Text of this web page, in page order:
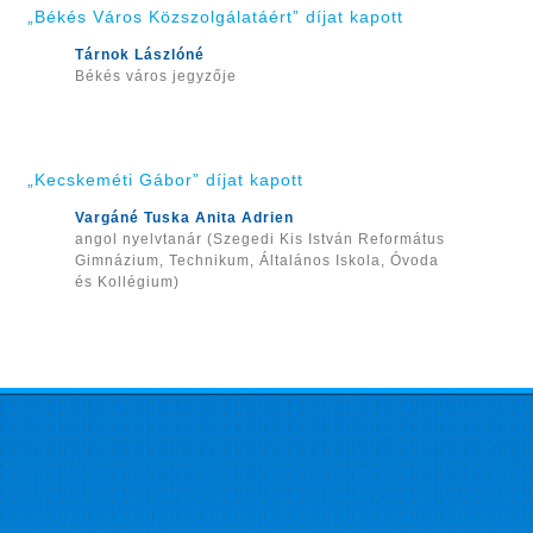
„Békés Város Közszolgálatáért” díjat kapott
Tárnok Lászlóné
Békés város jegyzője
„Kecskeméti Gábor” díjat kapott
Vargáné Tuska Anita Adrien
angol nyelvtanár (Szegedi Kis István Református
Gimnázium, Technikum, Általános Iskola, Óvoda
és Kollégium)